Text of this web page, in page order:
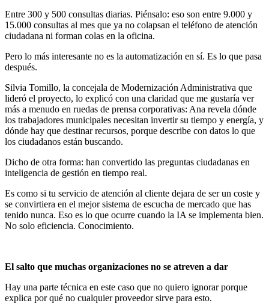
Entre 300 y 500 consultas diarias. Piénsalo: eso son entre 9.000 y
15.000 consultas al mes que ya no colapsan el teléfono de atención
ciudadana ni forman colas en la oficina.
Pero lo más interesante no es la automatización en sí. Es lo que pasa
después.
Silvia Tomillo, la concejala de Modernización Administrativa que
lideró el proyecto, lo explicó con una claridad que me gustaría ver
más a menudo en ruedas de prensa corporativas: Ana revela dónde
los trabajadores municipales necesitan invertir su tiempo y energía, y
dónde hay que destinar recursos, porque describe con datos lo que
los ciudadanos están buscando.
Dicho de otra forma: han convertido las preguntas ciudadanas en
inteligencia de gestión en tiempo real.
Es como si tu servicio de atención al cliente dejara de ser un coste y
se convirtiera en el mejor sistema de escucha de mercado que has
tenido nunca. Eso es lo que ocurre cuando la IA se implementa bien.
No solo eficiencia. Conocimiento.
El salto que muchas organizaciones no se atreven a dar
Hay una parte técnica en este caso que no quiero ignorar porque
explica por qué no cualquier proveedor sirve para esto.